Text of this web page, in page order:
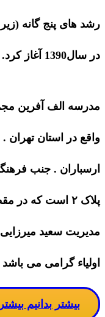
رشد های پنج گانه (زیر
در سال1390 آغاز کرد.
مدرسه الف آفرین
واقع در استان
ارسباران . جنب
پلاک ۲ است که
مدیریت سعید
اولیاء گرامی می
بیشتر بدانیم